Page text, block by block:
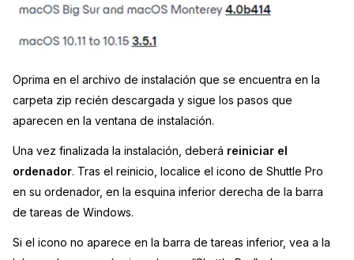
Centros de Crisis y Las Líneas Directas
TI y Operaciones
Contáctanos
Oprima en el archivo de instalación que se encuentra en la
carpeta zip recién descargada y sigue los pasos que
aparecen en la ventana de instalación.
Una vez finalizada la instalación, deberá reiniciar el
ordenador. Tras el reinicio, localice el icono de Shuttle Pro
en su ordenador, en la esquina inferior derecha de la barra
de tareas de Windows.
Si el icono no aparece en la barra de tareas inferior, vea a la